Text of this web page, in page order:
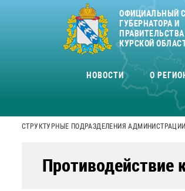
ОФИЦИАЛЬНЫЙ
ГУБЕРНАТОРА И
ПРАВИТЕЛЬСТВА
КУРСКОЙ
НОВОСТИ О
СТРУКТУРНЫЕ ПОДРАЗДЕЛЕНИЯ
Противодействие